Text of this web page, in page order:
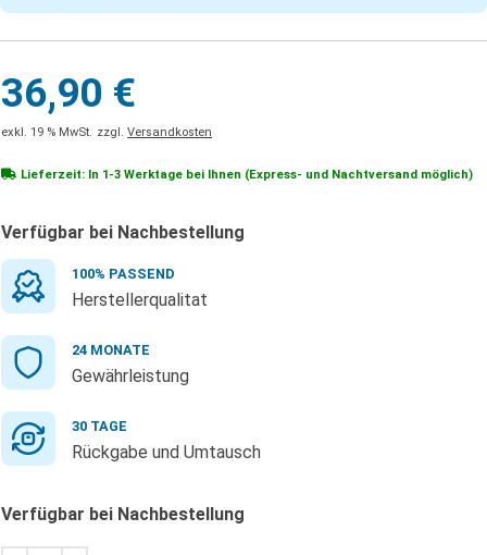
36,90 €
exkl. 19 % MwSt. zzgl. Versandkosten
Lieferzeit: In 1-3 Werktage bei Ihnen (Express- und Nachtversand möglich)
Verfügbar bei Nachbestellung
100% PASSEND
Herstellerqualitat
24 MONATE
Gewährleistung
30 TAGE
Rückgabe und Umtausch
Verfügbar bei Nachbestellung